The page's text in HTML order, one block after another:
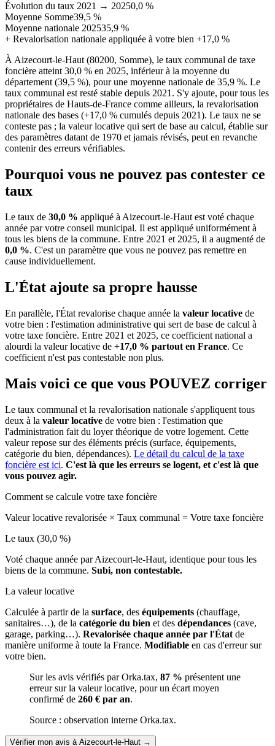
Évolution du taux 2021 → 20250,0 %
Moyenne Somme39,5 %
Moyenne nationale 202535,9 %
+ Revalorisation nationale appliquée à votre bien +17,0 %
À Aizecourt-le-Haut (80200, Somme), le taux communal de taxe
foncière atteint 30,0 % en 2025, inférieur à la moyenne du
département (39,5 %), pour une moyenne nationale de 35,9 %. Le
taux communal est resté stable depuis 2021. S'y ajoute, pour tous les
propriétaires de Hauts-de-France comme ailleurs, la revalorisation
nationale des bases (+17,0 % cumulés depuis 2021). Le taux ne se
conteste pas ; la valeur locative qui sert de base au calcul, établie sur
des paramètres datant de 1970 et jamais révisés, peut en revanche
contenir des erreurs vérifiables.
Pourquoi vous ne pouvez pas contester ce
taux
Le taux de 30,0 % appliqué à Aizecourt-le-Haut est voté chaque
année par votre conseil municipal. Il est appliqué uniformément à
tous les biens de la commune. Entre 2021 et 2025, il a augmenté de
0,0 %. C'est un paramètre que vous ne pouvez pas remettre en
cause individuellement.
L'État ajoute sa propre hausse
En parallèle, l'État revalorise chaque année la valeur locative de
votre bien : l'estimation administrative qui sert de base de calcul à
votre taxe foncière. Entre 2021 et 2025, ce coefficient national a
alourdi la valeur locative de +17,0 % partout en France. Ce
coefficient n'est pas contestable non plus.
Mais voici ce que vous POUVEZ corriger
Le taux communal et la revalorisation nationale s'appliquent tous
deux à la valeur locative de votre bien : l'estimation que
l'administration fait du loyer théorique de votre logement. Cette
valeur repose sur des éléments précis (surface, équipements,
catégorie du bien, dépendances). Le détail du calcul de la taxe
foncière est ici. C'est là que les erreurs se logent, et c'est là que
vous pouvez agir.
Comment se calcule votre taxe foncière
Valeur locative revalorisée × Taux communal = Votre taxe foncière
Le taux (30,0 %)
Voté chaque année par Aizecourt-le-Haut, identique pour tous les
biens de la commune. Subi, non contestable.
La valeur locative
Calculée à partir de la surface, des équipements (chauffage,
sanitaires…), de la catégorie du bien et des dépendances (cave,
garage, parking…). Revalorisée chaque année par l'État de
manière uniforme à toute la France. Modifiable en cas d'erreur sur
votre bien.
Sur les avis vérifiés par Orka.tax, 87 % présentent une
erreur sur la valeur locative, pour un écart moyen
confirmé de 260 € par an.
Source : observation interne Orka.tax.
Vérifier mon avis à Aizecourt-le-Haut →